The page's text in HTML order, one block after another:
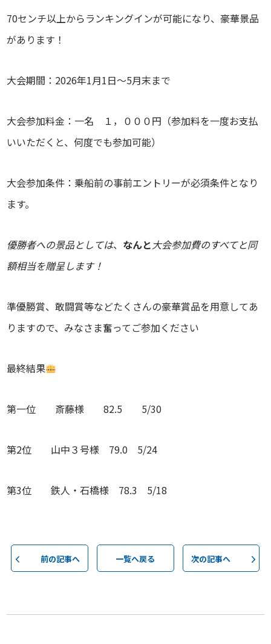
70センチ以上からランキングインが可能になり、豪華景品
があります！
大会期間：2026年1月1日～5月末まで
大会参加料金：一名 １，０００円（参加料を一度お支払
いいただくと、何度でも参加可能）
大会参加条件：乗船前の事前エントリーが必須条件となり
ます。
優勝者への景品としては、 なんと大会参加費のすべてと同
額相当を贈呈します！
準優勝賞、敢闘賞等などたくさんの豪華賞品を用意してあ
りますので、みなさま奮ってご参加ください
最終結果
第一位 斎藤様 82.5 5/30
第2位 山中３号様 79.0 5/24
第3位 鉄人・石橋様 78.3 5/18
前の記事へ 一覧へ戻る 次の記事へ